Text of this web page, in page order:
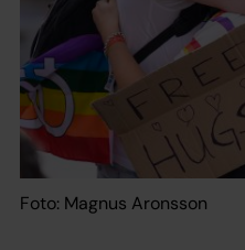
Foto: Magnus Aronsson